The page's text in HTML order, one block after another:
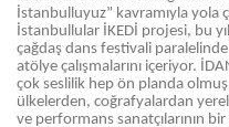
İstanbulluyuz” kavramıyla yola
İstanbullular İKEDİ projesi, bu
çağdaş dans festivali
atölye çalışmalarını içeriyor.
çok seslilik hep ön planda
ülkelerden, coğrafyalardan
ve performans sanatçılarının